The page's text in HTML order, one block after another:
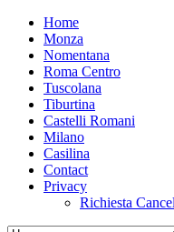
Home
Monza
Nomentana
Roma Centro
Tuscolana
Tiburtina
Castelli Romani
Milano
Casilina
Contact
Privacy
Richiesta